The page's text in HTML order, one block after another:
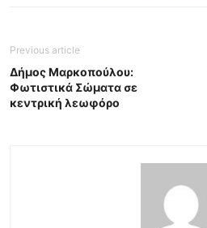
Previous article
Δήμος Μαρκοπούλου:
Φωτιστικά Σώματα σε
κεντρική λεωφόρο